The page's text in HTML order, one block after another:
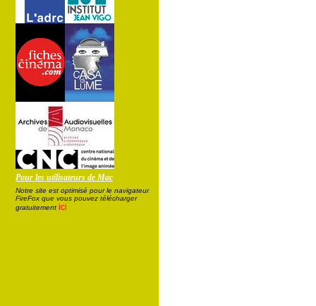
Pour les utilisateurs de Mac
Notre site est optimisé pour le navigateur
FireFox que vous pouvez télécharger
gratuitement ici